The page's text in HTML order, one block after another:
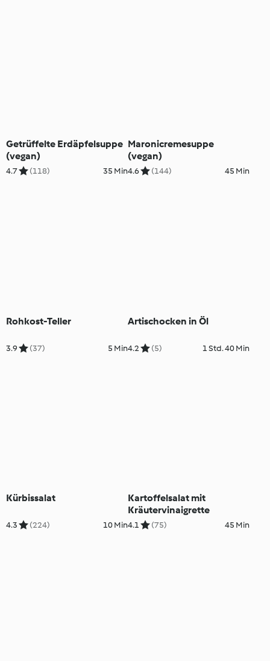
Getrüffelte Erdäpfelsuppe
(vegan)
4.7 (118) 35 Min
Maronicremesuppe
(vegan)
4.6 (144) 45 Min
Rohkost-Teller
3.9 (37) 5 Min
Artischocken in Öl
4.2 (5) 1 Std. 40 Min
Kürbissalat
4.3 (224) 10 Min
Kartoffelsalat mit
Kräutervinaigrette
4.1 (75) 45 Min